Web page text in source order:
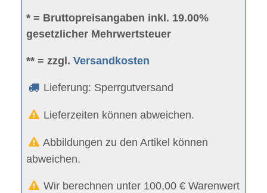
* = Bruttopreisangaben inkl. 19.00%
gesetzlicher Mehrwertsteuer
** = zzgl.Versandkosten
Lieferung: Sperrgutversand
Lieferzeiten können abweichen.
Abbildungen zu den Artikel können
abweichen.
Wir berechnen unter 100,00 € Warenwert